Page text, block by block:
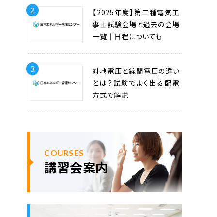
2
【2025年度】第二種電気工
事士試験会場と過去の会場
一覧｜日程についても
3
対地電圧と線間電圧の違い
とは？試験でよく出る配電
方式で解説
COURSES
講習会案内